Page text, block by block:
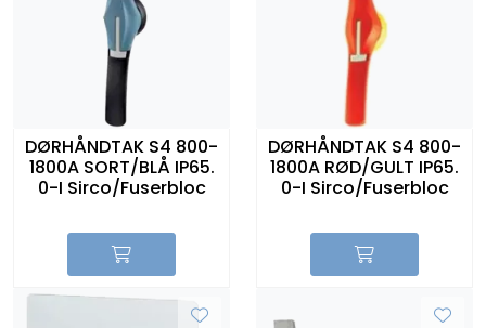
DØRHÅNDTAK S4 800-
1800A SORT/BLÅ IP65.
0-I Sirco/Fuserbloc
DØRHÅNDTAK S4 800-
1800A RØD/GULT IP65.
0-I Sirco/Fuserbloc